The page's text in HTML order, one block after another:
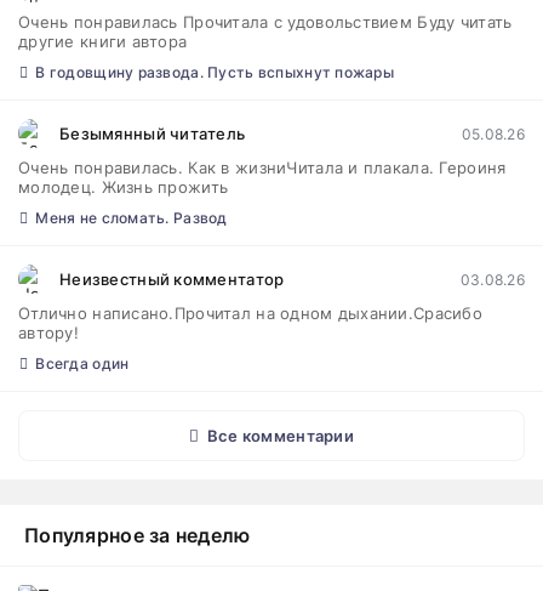
Очень понравилась Прочитала с удовольствием Буду читать
другие книги автора
В годовщину развода. Пусть вспыхнут пожары
Безымянный читатель 05.08.26
Очень понравилась. Как в жизниЧитала и плакала. Героиня
молодец. Жизнь прожить
Меня не сломать. Развод
Неизвестный комментатор 03.08.26
Отлично написано.Прочитал на одном дыхании.Срасибо
автору!
Всегда один
Все комментарии
Популярное за неделю